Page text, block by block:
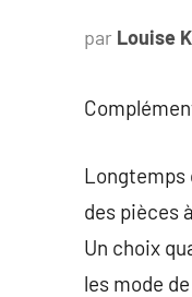
par Louise
Longtemps
des pièces
Un choix
les mode